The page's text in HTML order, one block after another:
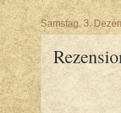
Samstag, 3.